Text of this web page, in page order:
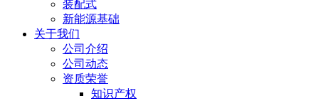
装配式
新能源基础
关于我们
公司介绍
公司动态
资质荣誉
知识产权